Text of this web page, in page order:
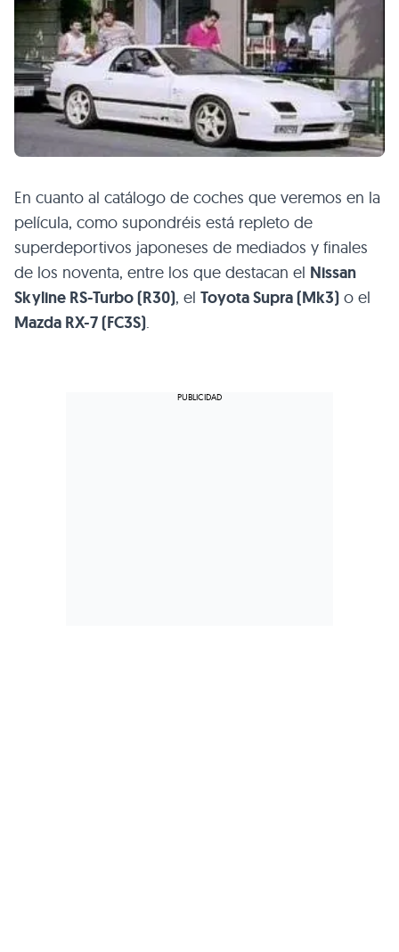
En cuanto al catálogo de coches que veremos en la
película, como supondréis está repleto de
superdeportivos japoneses de mediados y finales
de los noventa, entre los que destacan el Nissan
Skyline RS-Turbo (R30), el Toyota Supra (Mk3) o el
Mazda RX-7 (FC3S)